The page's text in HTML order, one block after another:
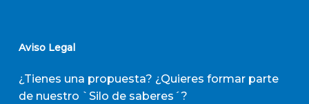
Aviso Legal
¿Tienes una propuesta? ¿Quieres formar parte
de nuestro `Silo de saberes´?